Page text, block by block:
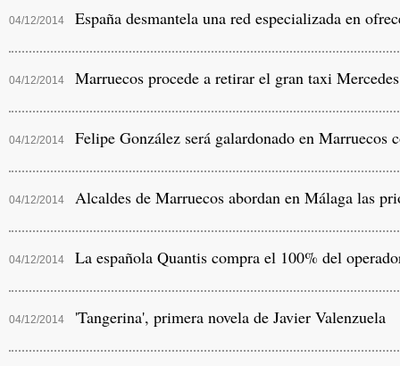
04/12/2014 España desmantela una red especializada en
04/12/2014 Marruecos procede a retirar el gran taxi
04/12/2014 Felipe González será galardonado en Marruecos
04/12/2014 Alcaldes de Marruecos abordan en Málaga las
04/12/2014 La española Quantis compra el 100% del
04/12/2014 'Tangerina', primera novela de Javier Valenzuela